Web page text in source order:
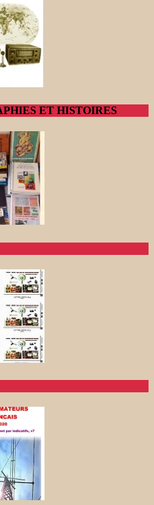
ET HISTOIRES